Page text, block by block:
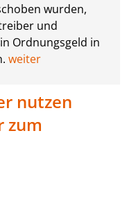
wurden,
und
Ordnungsgeld in
weiter
nutzen
zum